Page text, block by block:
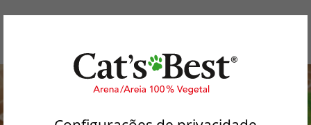
Porque Cat’s Best